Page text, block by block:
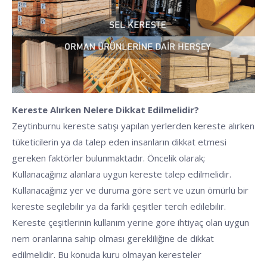
Kereste Alırken Nelere Dikkat Edilmelidir?
Zeytinburnu kereste satışı yapılan yerlerden kereste alırken
tüketicilerin ya da talep eden insanların dikkat etmesi
gereken faktörler bulunmaktadır. Öncelik olarak;
Kullanacağınız alanlara uygun kereste talep edilmelidir.
Kullanacağınız yer ve duruma göre sert ve uzun ömürlü bir
kereste seçilebilir ya da farklı çeşitler tercih edilebilir.
Kereste çeşitlerinin kullanım yerine göre ihtiyaç olan uygun
nem oranlarına sahip olması gerekliliğine de dikkat
edilmelidir. Bu konuda kuru olmayan keresteler